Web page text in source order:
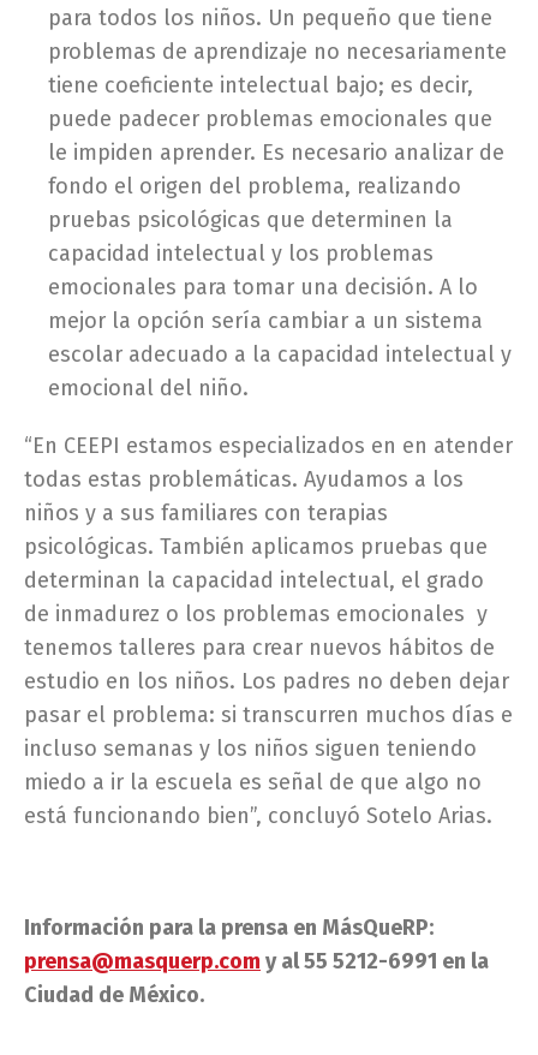
para todos los niños. Un pequeño que tiene
problemas de aprendizaje no necesariamente
tiene coeficiente intelectual bajo; es decir,
puede padecer problemas emocionales que
le impiden aprender. Es necesario analizar de
fondo el origen del problema, realizando
pruebas psicológicas que determinen la
capacidad intelectual y los problemas
emocionales para tomar una decisión. A lo
mejor la opción sería cambiar a un sistema
escolar adecuado a la capacidad intelectual y
emocional del niño.
“En CEEPI estamos especializados en en atender
todas estas problemáticas. Ayudamos a los
niños y a sus familiares con terapias
psicológicas. También aplicamos pruebas que
determinan la capacidad intelectual, el grado
de inmadurez o los problemas emocionales y
tenemos talleres para crear nuevos hábitos de
estudio en los niños. Los padres no deben dejar
pasar el problema: si transcurren muchos días e
incluso semanas y los niños siguen teniendo
miedo a ir la escuela es señal de que algo no
está funcionando bien”, concluyó Sotelo Arias.
Información para la prensa en MásQueRP:
prensa@masquerp.com y al 55 5212-6991 en la
Ciudad de México.